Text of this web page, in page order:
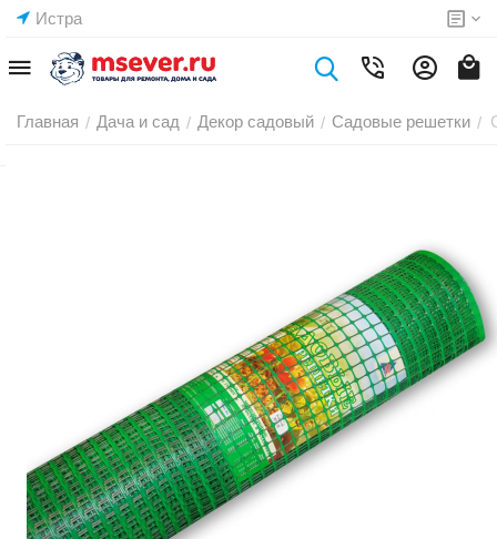
Истра
Главная / Дача и сад / Декор садовый / Садовые решетки /